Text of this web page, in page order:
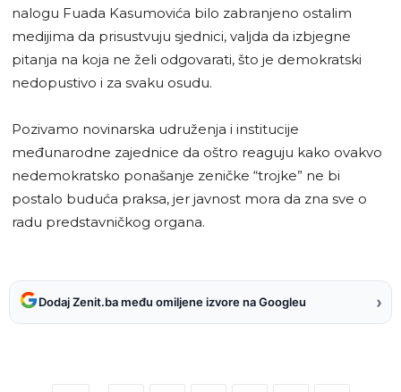
nalogu Fuada Kasumovića bilo zabranjeno ostalim
medijima da prisustvuju sjednici, valjda da izbjegne
pitanja na koja ne želi odgovarati, što je demokratski
nedopustivo i za svaku osudu.
Pozivamo novinarska udruženja i institucije
međunarodne zajednice da oštro reaguju kako ovakvo
nedemokratsko ponašanje zeničke “trojke” ne bi
postalo buduća praksa, jer javnost mora da zna sve o
radu predstavničkog organa.
Dodaj Zenit.ba među omiljene izvore na Googleu ›